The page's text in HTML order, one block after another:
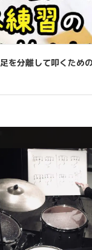
を分離して叩くため